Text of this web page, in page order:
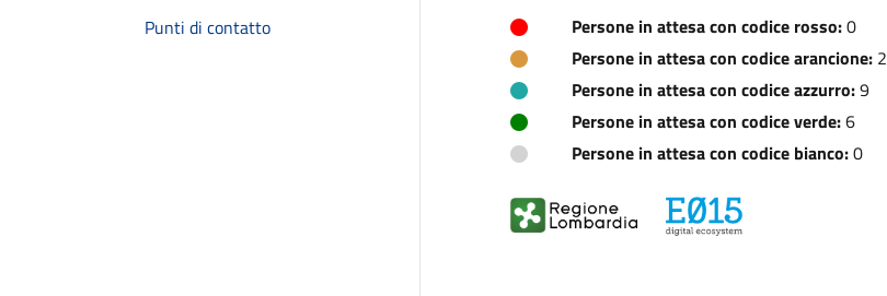
Punti di contatto
Persone in attesa con codice rosso:0
Persone in attesa con codice arancione:2
Persone in attesa con codice azzurro:9
Persone in attesa con codice verde:6
Persone in attesa con codice bianco:0